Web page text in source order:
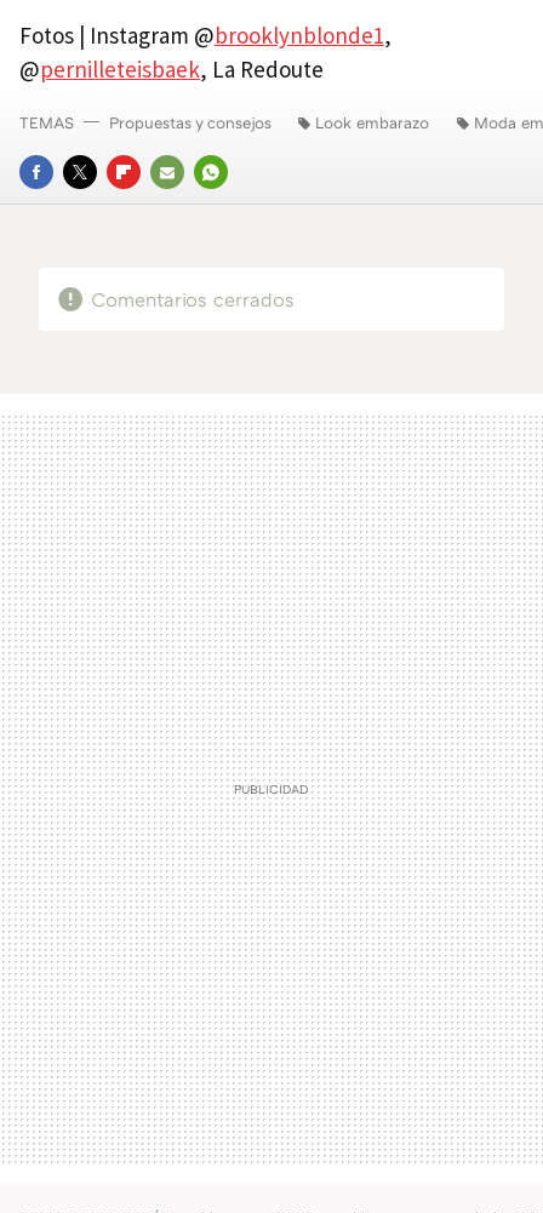
Fotos | Instagram @brooklynblonde1,
@pernilleteisbaek, La Redoute
FACEBOOK
TWITTERFLIPBOARD
E-
WHATSAPP
TEMAS Propuestas y consejos Look embarazo Moda
Comentarios cerrados